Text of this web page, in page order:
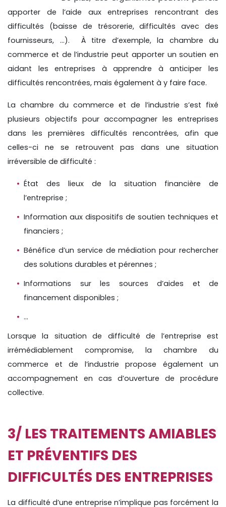
apporter de l’aide aux entreprises rencontrant des
difficultés (baisse de trésorerie, difficultés avec des
fournisseurs, …). À titre d’exemple, la chambre du
commerce et de l’industrie peut apporter un soutien en
aidant les entreprises à apprendre à anticiper les
difficultés rencontrées, mais également à y faire face.
La chambre du commerce et de l’industrie s’est fixé
plusieurs objectifs pour accompagner les entreprises
dans les premières difficultés rencontrées, afin que
celles-ci ne se retrouvent pas dans une situation
irréversible de difficulté :
État des lieux de la situation financière de
l’entreprise ;
Information aux dispositifs de soutien techniques et
financiers ;
Bénéfice d’un service de médiation pour rechercher
des solutions durables et pérennes ;
Informations sur les sources d’aides et de
financement disponibles ;
…
Lorsque la situation de difficulté de l’entreprise est
irrémédiablement compromise, la chambre du
commerce et de l’industrie propose également un
accompagnement en cas d’ouverture de procédure
collective.
3/ LES TRAITEMENTS AMIABLES
ET PRÉVENTIFS DES
DIFFICULTÉS DES ENTREPRISES
La difficulté d’une entreprise n’implique pas forcément la